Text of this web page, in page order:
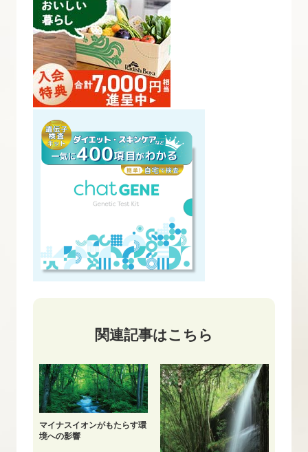
関連記事はこちら
マイナスイオンがもたらす環
境への影響